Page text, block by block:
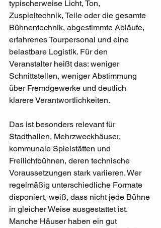
typischerweise Licht, Ton,
Zuspieltechnik, Teile oder die gesamte
Bühnentechnik, abgestimmte Abläufe,
erfahrenes Tourpersonal und eine
belastbare Logistik. Für den
Veranstalter heißt das: weniger
Schnittstellen, weniger Abstimmung
über Fremdgewerke und deutlich
klarere Verantwortlichkeiten.
Das ist besonders relevant für
Stadthallen, Mehrzweckhäuser,
kommunale Spielstätten und
Freilichtbühnen, deren technische
Voraussetzungen stark variieren. Wer
regelmäßig unterschiedliche Formate
disponiert, weiß, dass nicht jede Bühne
in gleicher Weise ausgestattet ist.
Manche Häuser haben ein gut